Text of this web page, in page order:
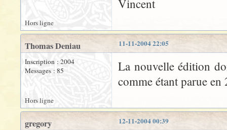
Vincent
Hors ligne
11-11-2004 22:05
Thomas Deniau
Inscription : 2004
Messages : 85
La nouvelle édition
comme étant parue en
Hors ligne
12-11-2004 00:39
gregory